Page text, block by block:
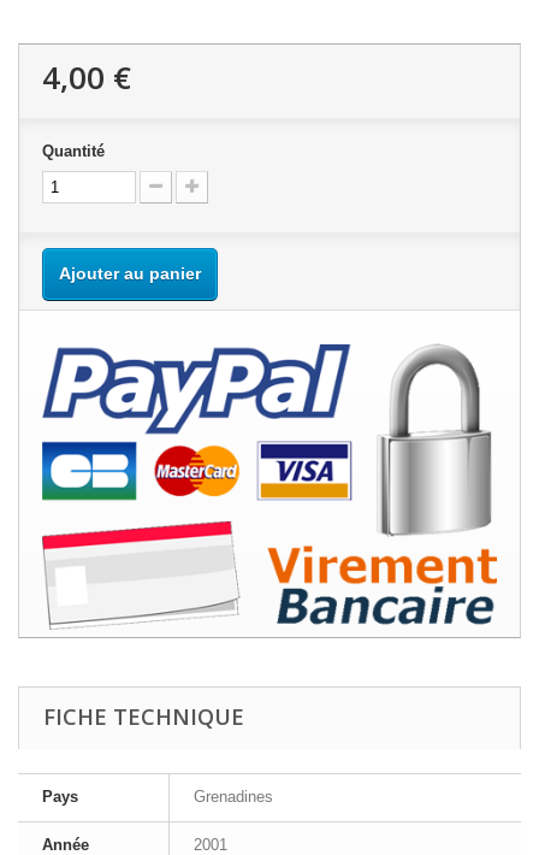
4,00 €
Quantité
Ajouter au panier
FICHE TECHNIQUE
Pays Grenadines
Année 2001